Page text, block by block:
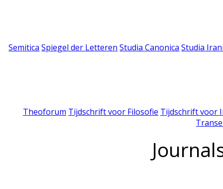
Semitica Spiegel der Letteren Studia Canonica Studia
Theoforum Tijdschrift voor Filosofie Tijdschrift voor